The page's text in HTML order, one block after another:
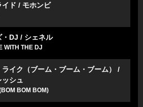
ド / モホンビ
・DJ / シェネル
WITH THE DJ
ライク（ブーム・ブーム・ブーム） /
シュ
BOM BOM)